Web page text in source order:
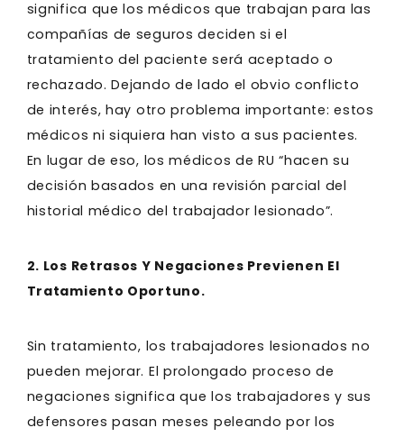
significa que los médicos que trabajan para las
compañías de seguros deciden si el
tratamiento del paciente será aceptado o
rechazado. Dejando de lado el obvio conflicto
de interés, hay otro problema importante: estos
médicos ni siquiera han visto a sus pacientes.
En lugar de eso, los médicos de RU “hacen su
decisión basados en una revisión parcial del
historial médico del trabajador lesionado”.
2. Los Retrasos Y Negaciones Previenen El
Tratamiento Oportuno.
Sin tratamiento, los trabajadores lesionados no
pueden mejorar. El prolongado proceso de
negaciones significa que los trabajadores y sus
defensores pasan meses peleando por los